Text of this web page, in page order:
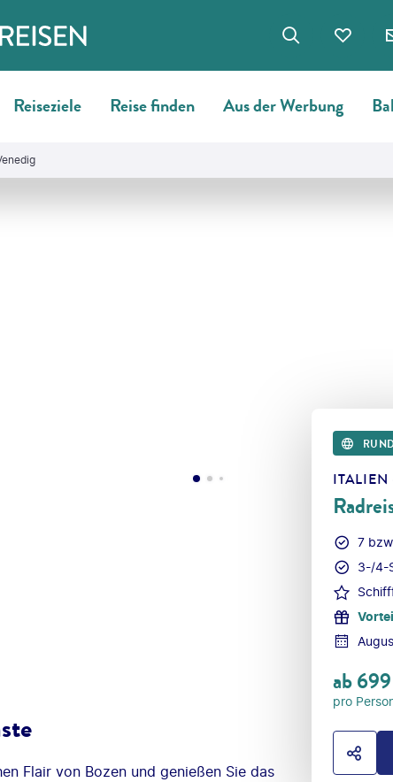
Reiseziele Reise finden Aus der Werbung
7
3-/4-
ab699
pro
Flair von Bozen und genießen Sie das